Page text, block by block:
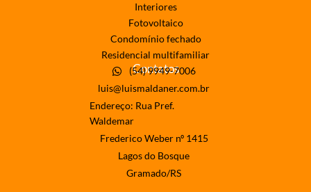
Interiores
Fotovoltaico
Condomínio fechado
Residencial multifamiliar
Contatos
(54) 9949-7006
luis@luismaldaner.com.br
Endereço: Rua Pref.
Waldemar
Frederico Weber nº 1415
Lagos do Bosque
Gramado/RS